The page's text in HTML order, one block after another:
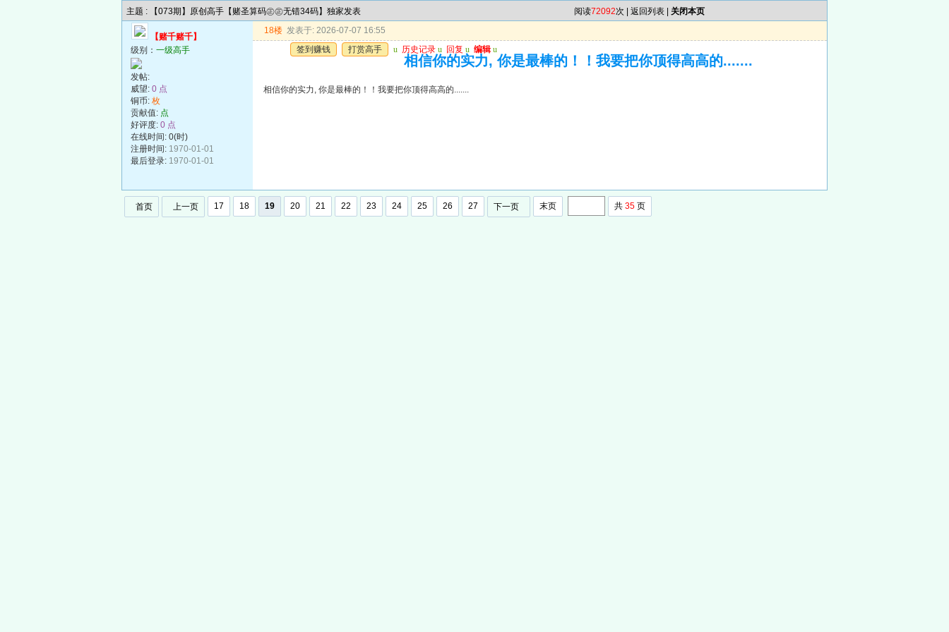
主题 : 【073期】原创高手【赌圣算码㊣㊣无错34码】独家发表 阅读72092次 | 返回列表 关闭本页
【赌千赌千】
级别： 一级高手
发帖:
威望: 0 点
铜币: 枚
贡献值: 点
好评度: 0 点
在线时间: 0(时)
注册时间: 1970-01-01
最后登录: 1970-01-01
18楼 发表于: 2026-07-07 16:55
签到赚钱
打赏高手 u 历史记录 u 回复 u 编辑 u
相信你的实力, 你是最棒的！！我要把你顶得高高的.......
相信你的实力, 你是最棒的！！我要把你顶得高高的.......
首页 上一页 17 18 19 20 21 22 23 24 25 26 27 下一页 末页 共 35 页